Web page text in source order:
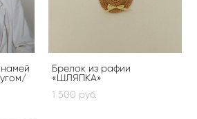
Брелок из рафии
«ШЛЯПКА»
1 500 pуб.